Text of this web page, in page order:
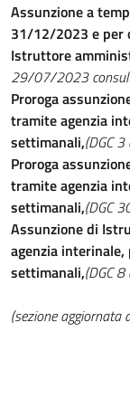
Assunzione a
31/12/2023 e per
Istruttore
29/07/2023
Proroga
tramite agenzia
settimanali,(DGC
Proroga
tramite agenzia
settimanali,(DGC
Assunzione di
agenzia
settimanali,(DGC
(sezione aggiornata